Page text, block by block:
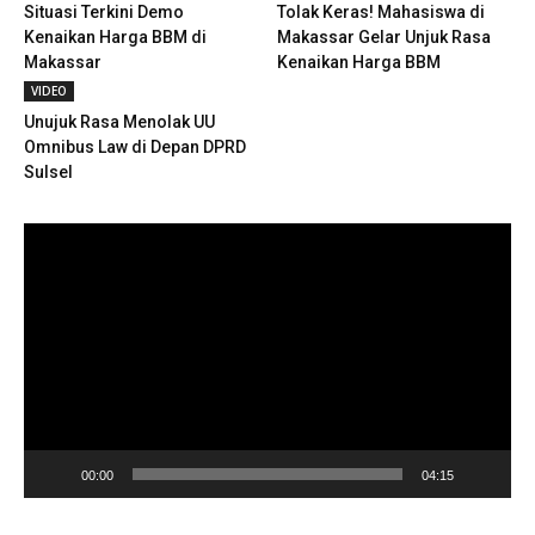
Situasi Terkini Demo
Kenaikan Harga BBM di
Makassar
Tolak Keras! Mahasiswa di
Makassar Gelar Unjuk Rasa
Kenaikan Harga BBM
VIDEO
Unujuk Rasa Menolak UU
Omnibus Law di Depan DPRD
Sulsel
00:00 04:15